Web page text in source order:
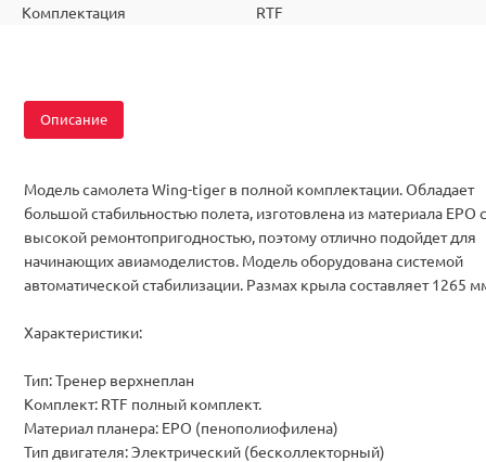
Комплектация
RTF
Описание
Модель самолета Wing-tiger в полной комплектации. Обладает
большой стабильностью полета, изготовлена из материала ЕРО с
высокой ремонтопригодностью, поэтому отлично подойдет для
начинающих авиамоделистов. Модель оборудована системой
автоматической стабилизации. Размах крыла составляет 1265
Характеристики:
Тип: Тренер верхнеплан
Комплект: RTF полный комплект.
Материал планера: EPO (пенополиофилена)
Тип двигателя: Электрический (бесколлекторный)